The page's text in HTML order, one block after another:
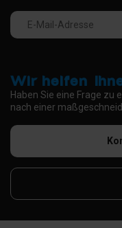
Wir helfen
Haben Sie eine Frage zu
nach einer